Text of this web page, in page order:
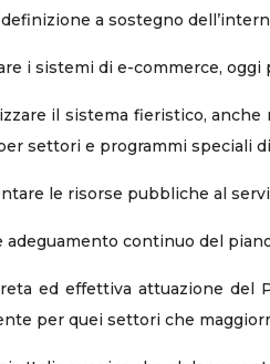
a sostegno
i sistemi di e-commerce,
il sistema fieristico,
settori e programmi speciali
le risorse pubbliche al
adeguamento continuo del
ed effettiva attuazione del
per quei settori che